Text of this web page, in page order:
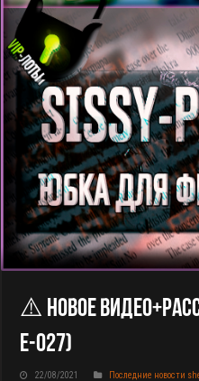
⚠️ Новое
E-027)
22/08/2021 Последние новости